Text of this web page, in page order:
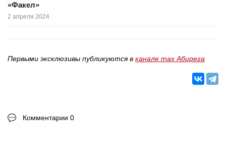
«Факел»
2 апреля 2024
Первыми эксклюзивы публикуются в канале max Абирега
Комментарии 0